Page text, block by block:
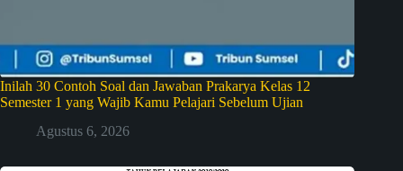
Inilah 30 Contoh Soal dan Jawaban Prakarya Kelas 12
Semester 1 yang Wajib Kamu Pelajari Sebelum Ujian
Agustus 6, 2026